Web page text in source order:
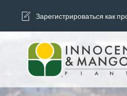
Skip to main content
Зарегистрироваться как